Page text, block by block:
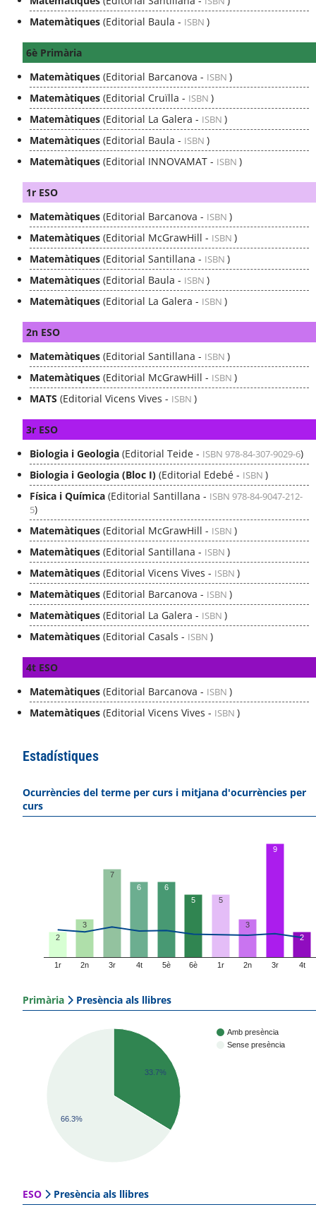
Matemàtiques (Editorial Baula - ISBN )
6è Primària
Matemàtiques (Editorial Barcanova - ISBN )
Matemàtiques (Editorial Cruïlla - ISBN )
Matemàtiques (Editorial La Galera - ISBN )
Matemàtiques (Editorial Baula - ISBN )
Matemàtiques (Editorial INNOVAMAT - ISBN )
1r ESO
Matemàtiques (Editorial Barcanova - ISBN )
Matemàtiques (Editorial McGrawHill - ISBN )
Matemàtiques (Editorial Santillana - ISBN )
Matemàtiques (Editorial Baula - ISBN )
Matemàtiques (Editorial La Galera - ISBN )
2n ESO
Matemàtiques (Editorial Santillana - ISBN )
Matemàtiques (Editorial McGrawHill - ISBN )
MATS (Editorial Vicens Vives - ISBN )
3r ESO
Biologia i Geologia (Editorial Teide - ISBN 978-84-307-9029-6)
Biologia i Geologia (Bloc I) (Editorial Edebé - ISBN )
Física i Química (Editorial Santillana - ISBN 978-84-9047-212-
5)
Matemàtiques (Editorial McGrawHill - ISBN )
Matemàtiques (Editorial Santillana - ISBN )
Matemàtiques (Editorial Vicens Vives - ISBN )
Matemàtiques (Editorial Barcanova - ISBN )
Matemàtiques (Editorial La Galera - ISBN )
Matemàtiques (Editorial Casals - ISBN )
4t ESO
Matemàtiques (Editorial Barcanova - ISBN )
Matemàtiques (Editorial Vicens Vives - ISBN )
Estadístiques
Ocurrències del terme per curs i mitjana d'ocurrències per
curs
1r 2n 3r 4t 5è 6è 1r 2n 3r 4t
2
3
7
6
6
5
5
3
9
2
Primària Presència als llibres
Amb presència
Sense presència
33.7%
66.3%
ESO Presència als llibres